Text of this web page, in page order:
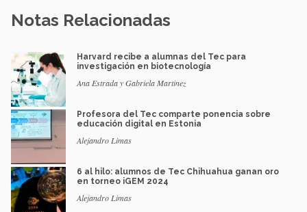
Notas Relacionadas
Harvard recibe a alumnas del Tec para
investigación en biotecnología
Ana Estrada y Gabriela Martinez
Profesora del Tec comparte ponencia sobre
educación digital en Estonia
Alejandro Limas
6 al hilo: alumnos de Tec Chihuahua ganan oro
en torneo iGEM 2024
Alejandro Limas